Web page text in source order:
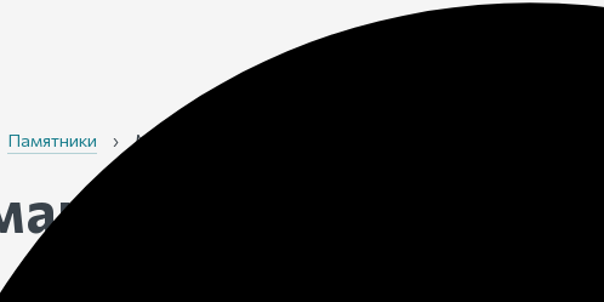
Памятники › Мусульманские памятники
памятники